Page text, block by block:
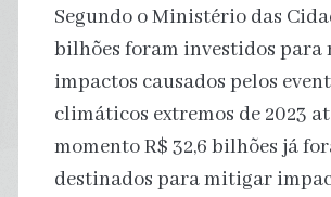
Segundo o Ministério das
bilhões foram investidos para
impactos causados pelos
climáticos extremos de 2023
momento R$ 32,6 bilhões já
destinados para mitigar